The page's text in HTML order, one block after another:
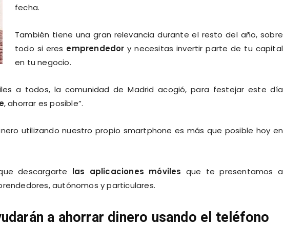
fecha.
También tiene una gran relevancia durante el resto del año, sobre
todo si eres emprendedor y necesitas invertir parte de tu capital
en tu negocio.
a todos, la comunidad de Madrid acogió, para festejar este día
, ahorrar es posible”.
utilizando nuestro propio smartphone es más que posible hoy en
descargarte las aplicaciones móviles que te presentamos a
autónomos y particulares.
a ahorrar dinero usando el teléfono